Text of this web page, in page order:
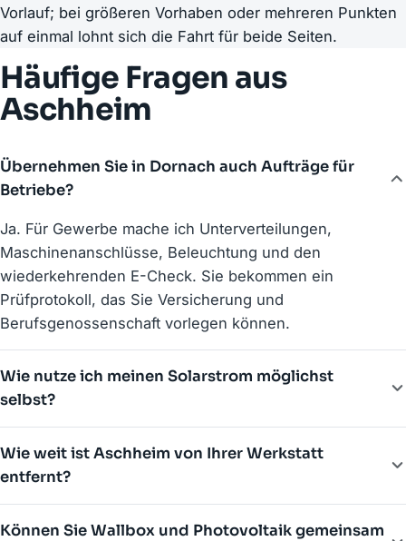
Vorlauf; bei größeren Vorhaben oder mehreren Punkten
auf einmal lohnt sich die Fahrt für beide Seiten.
Häufige Fragen aus
Aschheim
Übernehmen Sie in Dornach auch Aufträge für
Betriebe?
Ja. Für Gewerbe mache ich Unterverteilungen,
Maschinenanschlüsse, Beleuchtung und den
wiederkehrenden E-Check. Sie bekommen ein
Prüfprotokoll, das Sie Versicherung und
Berufsgenossenschaft vorlegen können.
Wie nutze ich meinen Solarstrom möglichst
selbst?
Wie weit ist Aschheim von Ihrer Werkstatt
entfernt?
Können Sie Wallbox und Photovoltaik gemeinsam